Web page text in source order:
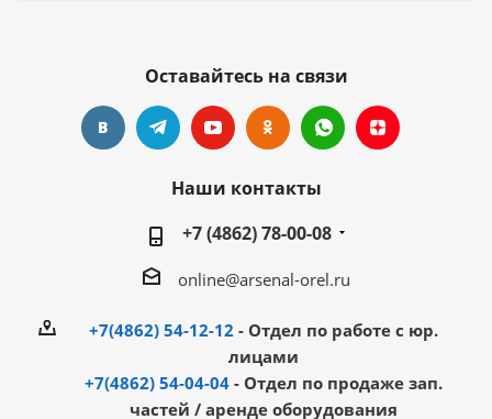
Оставайтесь на связи
Наши контакты
+7 (4862) 78-00-08
online@arsenal-orel.ru
+7(4862) 54-12-12 - Отдел по работе с юр.
лицами
+7(4862) 54-04-04 - Отдел по продаже зап.
частей / аренде оборудования